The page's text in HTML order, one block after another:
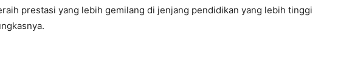
prestasi yang lebih gemilang di jenjang pendidikan yang lebih tinggi